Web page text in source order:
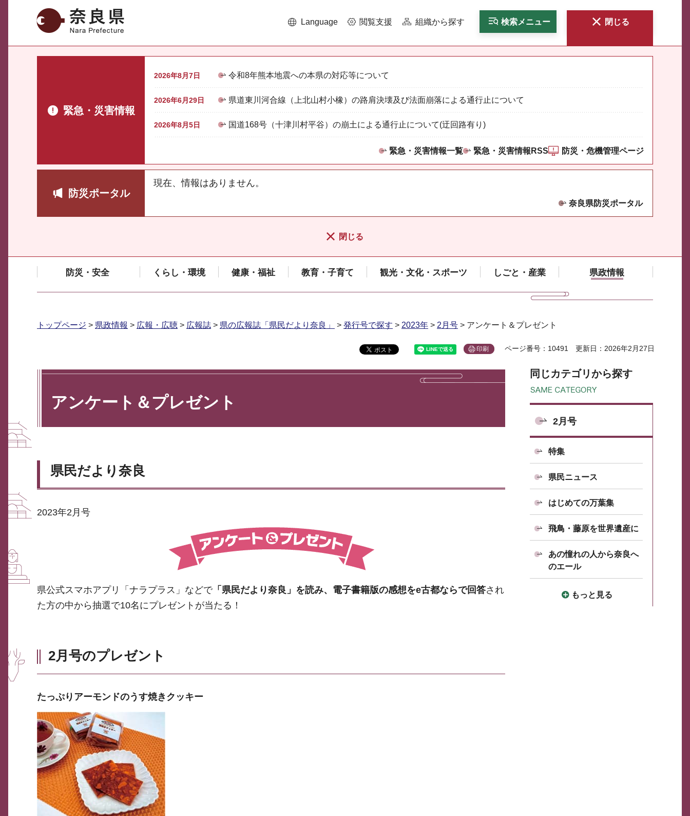
奈良県 Language 閲覧支援 組織から探す 検索メニュー 閉じる
緊急・災害情報
2026年8月7日 令和8年熊本地震への本県の対応等について
2026年6月29日 県道東川河合線（上北山村小橡）の路肩決壊及び法面崩落による通行止について
2026年8月5日 国道168号（十津川村平谷）の崩土による通行止について(迂回路有り)
緊急・災害情報一覧 緊急・災害情報RSS 防災・危機管理ページ
防災ポータル
現在、情報はありません。
奈良県防災ポータル
閉じる
防災・安全 くらし・環境 健康・福祉 教育・子育て 観光・文化・スポーツ しごと・産業 県政情報
トップページ > 県政情報 > 広報・広聴 > 広報誌 > 県の広報誌「県民だより奈良」 > 発行号で探す > 2023年 > 2月号 > アンケート＆プレゼント
印刷 ページ番号：10491 更新日：2026年2月27日
アンケート＆プレゼント
県民だより奈良
2023年2月号
県公式スマホアプリ「ナラプラス」などで「県民だより奈良」を読み、電子書籍版の感想をe古都ならで回答され
た方の中から抽選で10名にプレゼントが当たる！
2月号のプレゼント
たっぷりアーモンドのうす焼きクッキー
同じカテゴリから探す
2月号
特集
県民ニュース
はじめての万葉集
飛鳥・藤原を世界遺産に
あの憧れの人から奈良へ
のエール
もっと見る